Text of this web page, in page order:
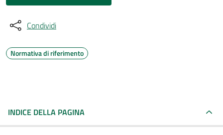
Condividi
Normativa di riferimento
INDICE DELLA PAGINA